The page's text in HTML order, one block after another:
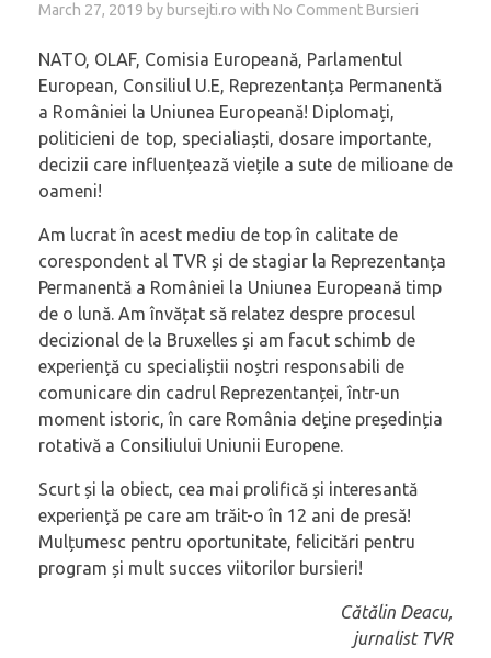
March 27, 2019 by bursejti.ro with No Comment Bursieri
NATO, OLAF, Comisia Europeană, Parlamentul
European, Consiliul U.E, Reprezentanța Permanentă
a României la Uniunea Europeană! Diplomați,
politicieni de top, specialiaști, dosare importante,
decizii care influențează viețile a sute de milioane de
oameni!
Am lucrat în acest mediu de top în calitate de
corespondent al TVR și de stagiar la Reprezentanța
Permanentă a României la Uniunea Europeană timp
de o lună. Am învățat să relatez despre procesul
decizional de la Bruxelles și am facut schimb de
experiență cu specialiștii noștri responsabili de
comunicare din cadrul Reprezentanței, într-un
moment istoric, în care România deține președinția
rotativă a Consiliului Uniunii Europene.
Scurt și la obiect, cea mai prolifică și interesantă
experiență pe care am trăit-o în 12 ani de presă!
Mulțumesc pentru oportunitate, felicitări pentru
program și mult succes viitorilor bursieri!
Cătălin Deacu,
jurnalist TVR